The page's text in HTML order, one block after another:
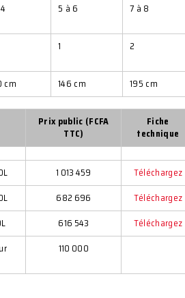
5 à 6 7 à 8
1 2
cm 146 cm 195 cm
Prix public (FCFA
TTC)
Fiche
technique
1 013 459
Téléchargez
682 696
Téléchargez
616 543
Téléchargez
110 000